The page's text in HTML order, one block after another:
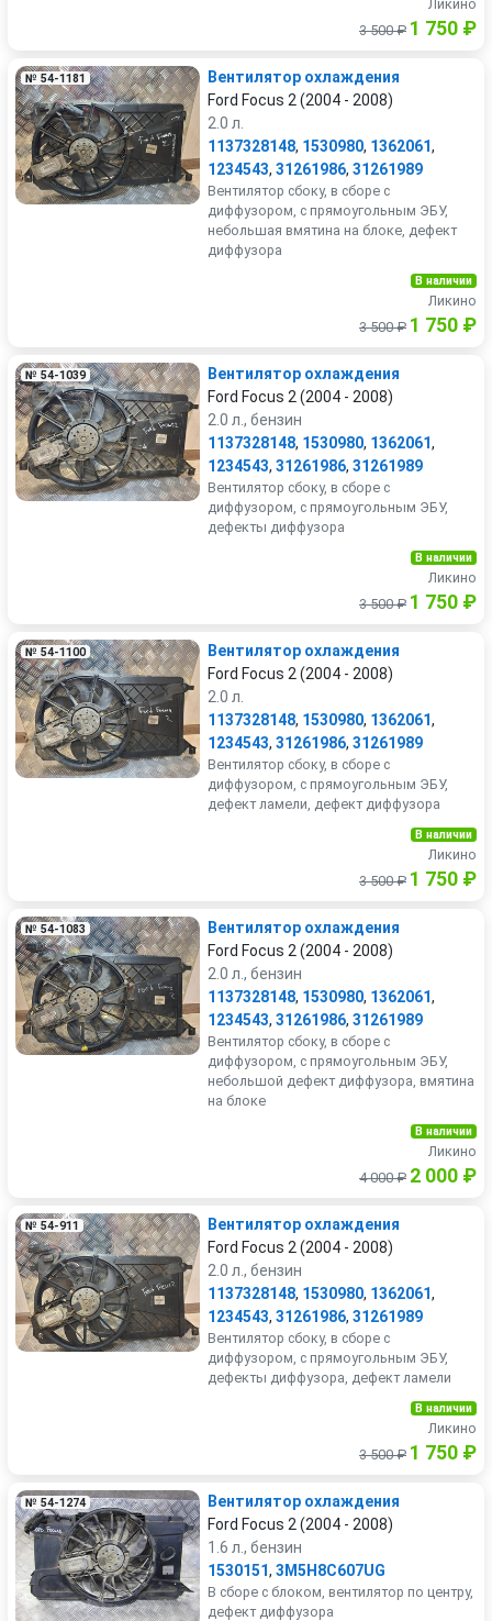
Ликино
3 500 ₽ 1 750 ₽
№ 54-1181
Вентилятор охлаждения
Ford Focus 2 (2004 - 2008)
2.0 л.
1137328148, 1530980, 1362061,
1234543, 31261986, 31261989
Вентилятор сбоку, в сборе с
диффузором, с прямоугольным ЭБУ,
небольшая вмятина на блоке, дефект
диффузора
В наличии
Ликино
3 500 ₽ 1 750 ₽
№ 54-1039
Вентилятор охлаждения
Ford Focus 2 (2004 - 2008)
2.0 л., бензин
1137328148, 1530980, 1362061,
1234543, 31261986, 31261989
Вентилятор сбоку, в сборе с
диффузором, с прямоугольным ЭБУ,
дефекты диффузора
В наличии
Ликино
3 500 ₽ 1 750 ₽
№ 54-1100
Вентилятор охлаждения
Ford Focus 2 (2004 - 2008)
2.0 л.
1137328148, 1530980, 1362061,
1234543, 31261986, 31261989
Вентилятор сбоку, в сборе с
диффузором, с прямоугольным ЭБУ,
дефект ламели, дефект диффузора
В наличии
Ликино
3 500 ₽ 1 750 ₽
№ 54-1083
Вентилятор охлаждения
Ford Focus 2 (2004 - 2008)
2.0 л., бензин
1137328148, 1530980, 1362061,
1234543, 31261986, 31261989
Вентилятор сбоку, в сборе с
диффузором, с прямоугольным ЭБУ,
небольшой дефект диффузора, вмятина
на блоке
В наличии
Ликино
4 000 ₽ 2 000 ₽
№ 54-911
Вентилятор охлаждения
Ford Focus 2 (2004 - 2008)
2.0 л., бензин
1137328148, 1530980, 1362061,
1234543, 31261986, 31261989
Вентилятор сбоку, в сборе с
диффузором, с прямоугольным ЭБУ,
дефекты диффузора, дефект ламели
В наличии
Ликино
3 500 ₽ 1 750 ₽
№ 54-1274
Вентилятор охлаждения
Ford Focus 2 (2004 - 2008)
1.6 л., бензин
1530151, 3M5H8C607UG
В сборе с блоком, вентилятор по центру,
дефект диффузора